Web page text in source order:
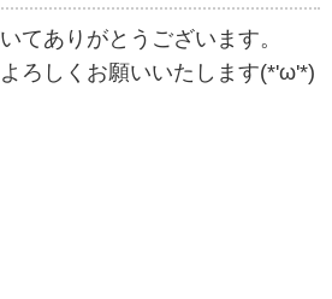
てありがとうございます。
ろしくお願いいたします(*'ω'*)